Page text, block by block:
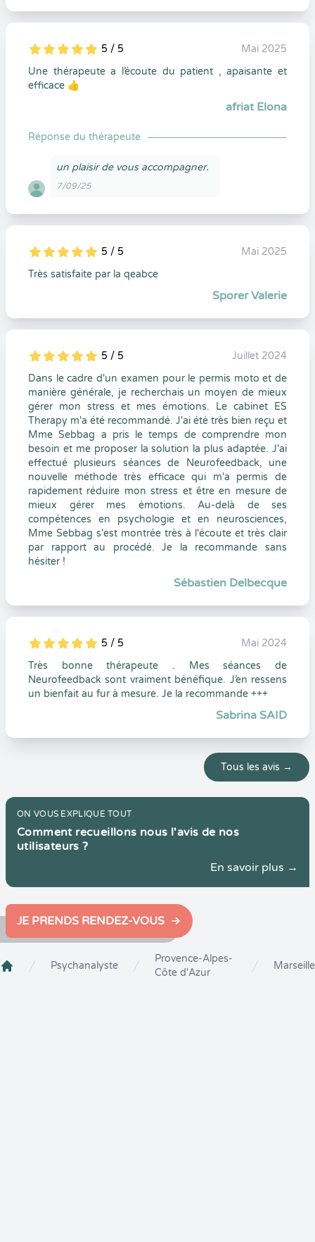
5
1
5
0 5 / 5
Mai 2025
Une thérapeute a l’écoute du patient , apaisante et
efficace 👍
afriat Elona
Réponse du thérapeute
un plaisir de vous accompagner.
7/09/25
5
1
5
0 5 / 5
Mai 2025
Très satisfaite par la qeabce
Sporer Valerie
5
1
5
0 5 / 5
Juillet 2024
Dans le cadre d'un examen pour le permis moto et de
manière générale, je recherchais un moyen de mieux
gérer mon stress et mes émotions. Le cabinet ES
Therapy m'a été recommandé. J'ai été très bien reçu et
Mme Sebbag a pris le temps de comprendre mon
besoin et me proposer la solution la plus adaptée. J'ai
effectué plusieurs séances de Neurofeedback, une
nouvelle méthode très efficace qui m'a permis de
rapidement réduire mon stress et être en mesure de
mieux gérer mes émotions. Au-delà de ses
compétences en psychologie et en neurosciences,
Mme Sebbag s'est montrée très à l'écoute et très clair
par rapport au procédé. Je la recommande sans
hésiter !
Sébastien Delbecque
5
1
5
0 5 / 5
Mai 2024
Très bonne thérapeute . Mes séances de
Neurofeedback sont vraiment bénéfique. J’en ressens
un bienfait au fur à mesure. Je la recommande +++
Sabrina SAID
Tous les avis →
ON VOUS EXPLIQUE TOUT
Comment recueillons nous l'avis de nos
utilisateurs ?
En savoir plus →
JE PRENDS RENDEZ-VOUS
Psychanalyste
Provence-Alpes-
Côte d'Azur
Marseille